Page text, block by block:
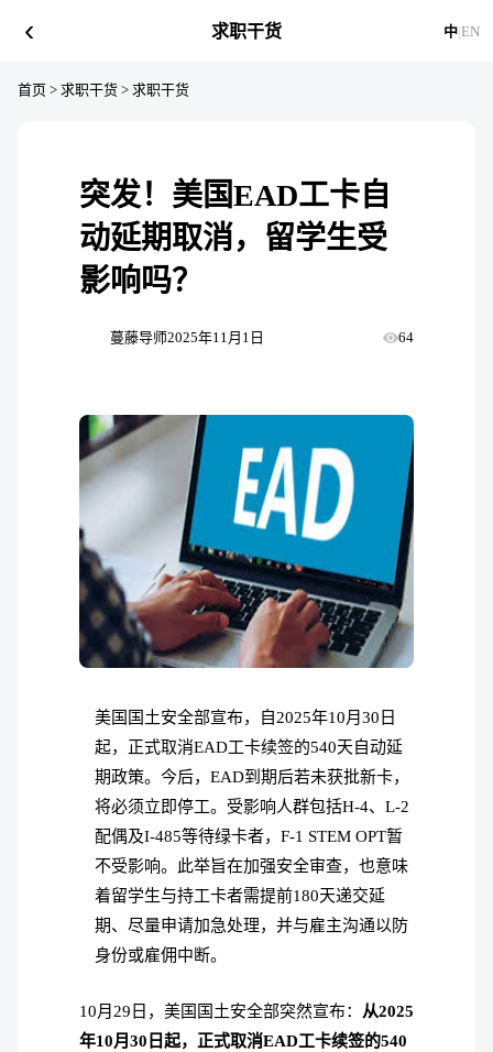
‹ 求职干货 中|EN
首页 > 求职干货 > 求职干货
突发！美国EAD工卡自
动延期取消，留学生受
影响吗？
蔓藤导师2025年11月1日 64
美国国土安全部宣布，自2025年10月30日
起，正式取消EAD工卡续签的540天自动延
期政策。今后，EAD到期后若未获批新卡，
将必须立即停工。受影响人群包括H-4、L-2
配偶及I-485等待绿卡者，F-1 STEM OPT暂
不受影响。此举旨在加强安全审查，也意味
着留学生与持工卡者需提前180天递交延
期、尽量申请加急处理，并与雇主沟通以防
身份或雇佣中断。
10月29日，美国国土安全部突然宣布： 从2025
年10月30日起，正式取消EAD工卡续签的540